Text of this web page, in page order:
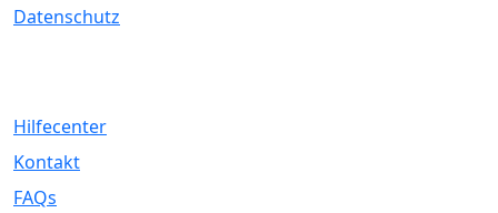
Datenschutz
Hilfecenter
Kontakt
FAQs